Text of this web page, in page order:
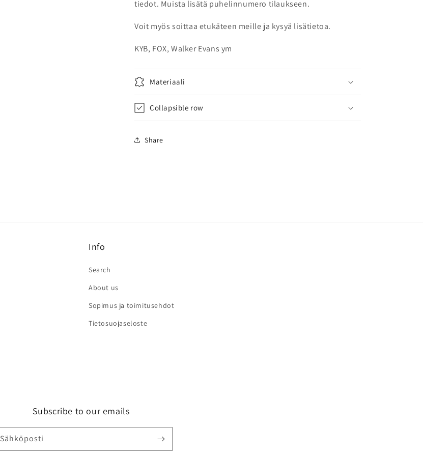
tiedot. Muista lisätä puhelinnumero tilaukseen.
Voit myös soittaa etukäteen meille ja kysyä lisätietoa.
KYB, FOX, Walker Evans ym
Materiaali
Collapsible row
Share
Info
Search
About us
Sopimus ja toimitusehdot
Tietosuojaseloste
Subscribe to our emails
Sähköposti